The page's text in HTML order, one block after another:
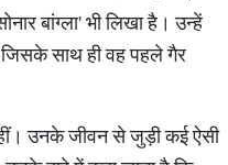
बांग्ला' भी लिखा है। उन्हें
जिसके साथ ही वह पहले गैर
उनके जीवन से जुड़ी कई ऐसी